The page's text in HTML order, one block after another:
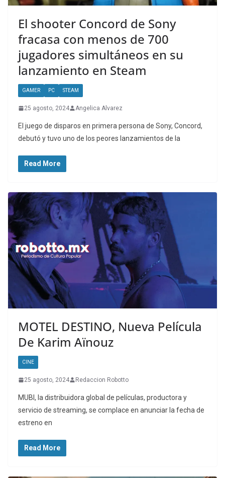
El shooter Concord de Sony
fracasa con menos de 700
jugadores simultáneos en su
lanzamiento en Steam
GAMER PC STEAM
25 agosto, 2024 Angelica Alvarez
El juego de disparos en primera persona de Sony, Concord,
debutó y tuvo uno de los peores lanzamientos de la
Read More
MOTEL DESTINO, Nueva Película
De Karim Aïnouz
CINE
25 agosto, 2024 Redaccion Robotto
MUBI, la distribuidora global de películas, productora y
servicio de streaming, se complace en anunciar la fecha de
estreno en
Read More